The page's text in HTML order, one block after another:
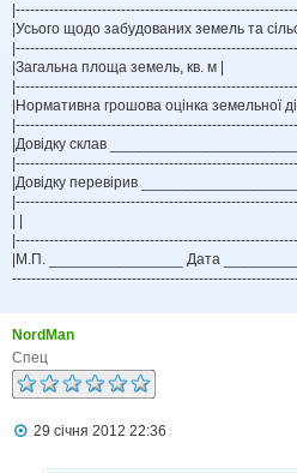
|Усього щодо забудованих земель та
|Загальна площа земель, кв. м |
|Нормативна грошова оцінка земельної
|Довідку склав
|Довідку перевірив
|М.П. ________________ Дата
NordMan
Спец
П
29 січня 2012 22:36